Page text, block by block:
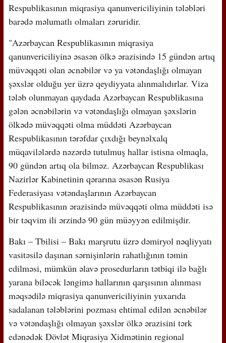
Respublikasının miqrasiya qanunvericiliyinin tələbləri
barədə məlumatlı olmaları zəruridir.
"Azərbaycan Respublikasının miqrasiya
qanunvericiliyinə əsasən ölkə ərazisində 15 gündən artıq
müvəqqəti olan əcnəbilər və ya vətəndaşlığı olmayan
şəxslər olduğu yer üzrə qeydiyyata alınmalıdırlar. Viza
tələb olunmayan qaydada Azərbaycan Respublikasına
gələn əcnəbilərin və vətəndaşlığı olmayan şəxslərin
ölkədə müvəqqəti olma müddəti Azərbaycan
Respublikasının tərəfdar çıxdığı beynəlxalq
müqavilələrdə nəzərdə tutulmuş hallar istisna olmaqla,
90 gündən artıq ola bilməz. Azərbaycan Respublikası
Nazirlər Kabinetinin qərarına əsasən Rusiya
Federasiyası vətəndaşlarının Azərbaycan
Respublikasının ərazisində müvəqqəti olma müddəti isə
bir təqvim ili ərzində 90 gün müəyyən edilmişdir.
Bakı – Tbilisi – Bakı marşrutu üzrə dəmiryol nəqliyyatı
vasitəsilə daşınan sərnişinlərin rahatlığının təmin
edilməsi, mümkün əlavə prosedurların tətbiqi ilə bağlı
yarana biləcək ləngimə hallarının qarşısının alınması
məqsədilə miqrasiya qanunvericiliyinin yuxarıda
sadalanan tələblərini pozması ehtimal edilən əcnəbilər
və vətəndaşlığı olmayan şəxslər ölkə ərazisini tərk
edənədək Dövlət Miqrasiya Xidmətinin regional